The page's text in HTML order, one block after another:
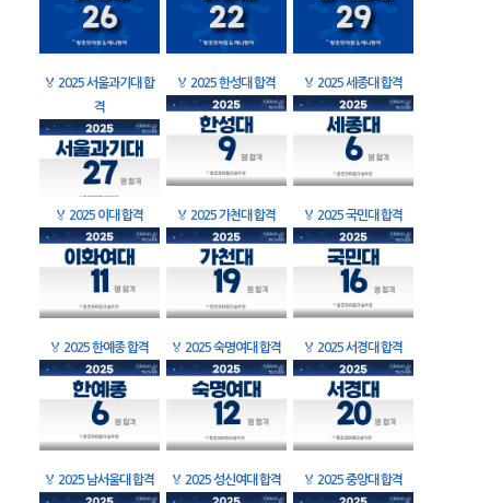
🏅 2025 서울과기대 합
격
🏅 2025 한성대 합격 🏅 2025 세종대 합격
🏅 2025 이대 합격 🏅 2025 가천대 합격 🏅 2025 국민대 합격
🏅 2025 한예종 합격 🏅 2025 숙명여대 합격 🏅 2025 서경대 합격
🏅 2025 남서울대 합격 🏅 2025 성신여대 합격 🏅 2025 중앙대 합격